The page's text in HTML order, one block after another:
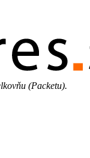
(Packetu).